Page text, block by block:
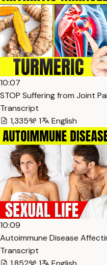
10:07
STOP Suffering from Joint
Transcript
1,335
1 English
10:09
Autoimmune Disease
Transcript